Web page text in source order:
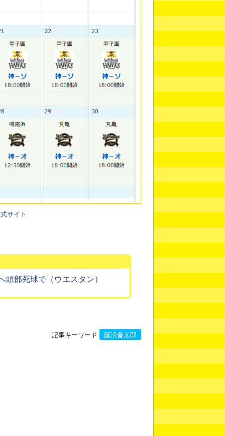
サイト
部死球で（ウエスタン）
記事キーワード 藤浪晋太郎